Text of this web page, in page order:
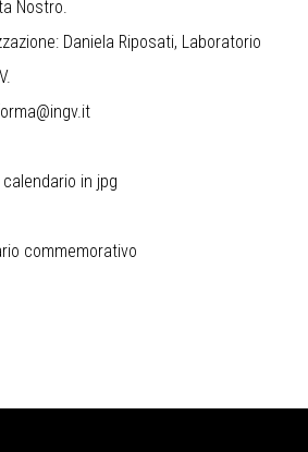
Nostro.
Daniela Riposati, Laboratorio
in jpg